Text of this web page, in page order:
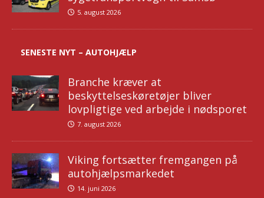
5. august 2026
SENESTE NYT – AUTOHJÆLP
Branche kræver at
beskyttelseskøretøjer bliver
lovpligtige ved arbejde i nødsporet
7. august 2026
Viking fortsætter fremgangen på
autohjælpsmarkedet
14. juni 2026